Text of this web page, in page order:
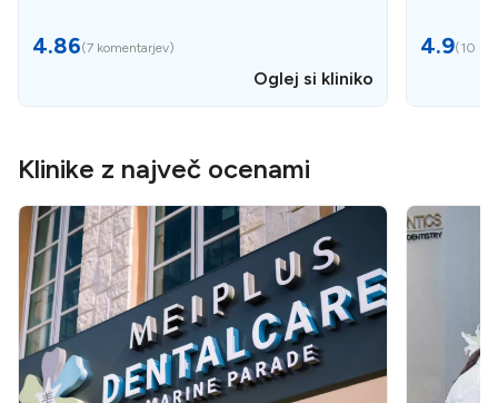
4.86(7 komentarjev)
Oglej si kliniko
4.9(10
Klinike z največ ocenami